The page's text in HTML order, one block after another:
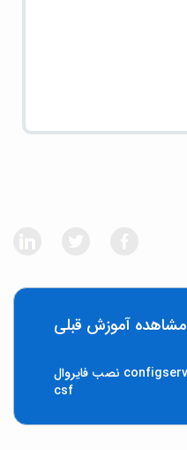
مشاهده آموزش قبلی
منسوخ شدن محصولات configserver نصب فایروال
csf